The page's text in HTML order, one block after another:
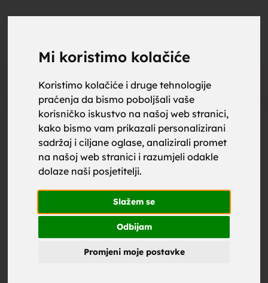
Mi koristimo kolačiće
Koristimo kolačiće i druge tehnologije
praćenja da bismo poboljšali vaše
korisničko iskustvo na našoj web stranici,
kako bismo vam prikazali personalizirani
sadržaj i ciljane oglase, analizirali promet
na našoj web stranici i razumjeli odakle
dolaze naši posjetitelji.
Slažem se
Odbijam
Promjeni moje postavke
Oglas
upoznaj
za brak,
zene za